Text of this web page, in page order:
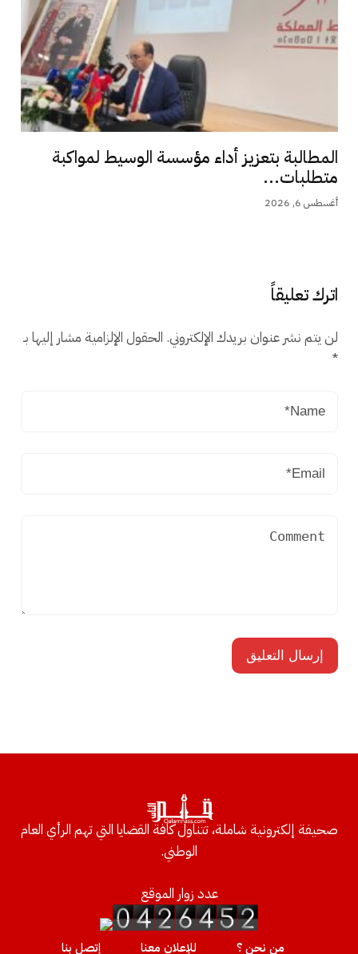
المطالبة بتعزيز أداء مؤسسة الوسيط لمواكبة
متطلبات...
أغسطس 6, 2026
اترك تعليقاً
لن يتم نشر عنوان بريدك الإلكتروني. الحقول الإلزامية مشار إليها بـ
*
صحيفة إلكترونية شاملة، تتناول كافة القضايا التي تهم الرأي العام
الوطني.
عدد زوار الموقع
من نحن ؟ للإعلان معنا إتصل بنا